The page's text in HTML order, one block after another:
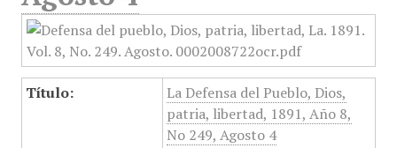
Título:
La Defensa del Pueblo, Dios,
patria, libertad, 1891, Año 8,
No 249, Agosto 4